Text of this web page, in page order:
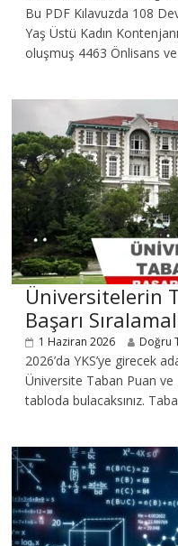
Bu PDF Kılavuzda 108
Yaş Üstü Kadın
oluşmuş 4463 Önlisans ve
Üniversitelerin
Başarı
1 Haziran 2026 Doğru
2026’da YKS’ye girecek
Üniversite Taban Puan ve
tabloda bulacaksınız.